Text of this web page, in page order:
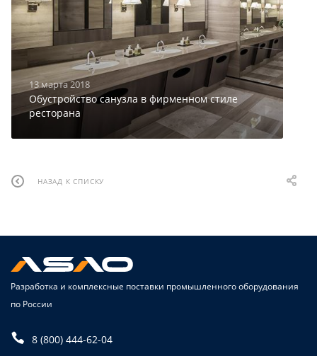
13 марта 2018
Обустройство санузла в фирменном стиле
ресторана
НАЗАД К СПИСКУ
Разработка и комплексные поставки промышленного оборудования
по России
8 (800) 444-62-04